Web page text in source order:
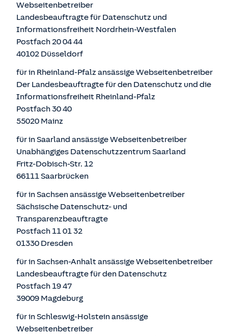
Webseitenbetreiber
Landesbeauftragte für Datenschutz und
Informationsfreiheit Nordrhein-Westfalen
Postfach 20 04 44
40102 Düsseldorf
für in Rheinland-Pfalz ansässige Webseitenbetreiber
Der Landesbeauftragte für den Datenschutz und die
Informationsfreiheit Rheinland-Pfalz
Postfach 30 40
55020 Mainz
für in Saarland ansässige Webseitenbetreiber
Unabhängiges Datenschutzzentrum Saarland
Fritz-Dobisch-Str. 12
66111 Saarbrücken
für in Sachsen ansässige Webseitenbetreiber
Sächsische Datenschutz- und
Transparenzbeauftragte
Postfach 11 01 32
01330 Dresden
für in Sachsen-Anhalt ansässige Webseitenbetreiber
Landesbeauftragte für den Datenschutz
Postfach 19 47
39009 Magdeburg
für in Schleswig-Holstein ansässige
Webseitenbetreiber